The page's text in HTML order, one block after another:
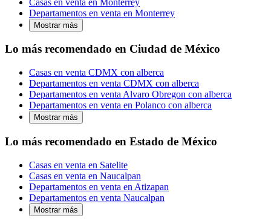
Departamentos en venta en Monterrey
Mostrar más
Lo más recomendado en Ciudad de México
Casas en venta CDMX con alberca
Departamentos en venta CDMX con alberca
Departamentos en venta Alvaro Obregon con alberca
Departamentos en venta en Polanco con alberca
Mostrar más
Lo más recomendado en Estado de México
Casas en venta en Satelite
Casas en venta en Naucalpan
Departamentos en venta en Atizapan
Departamentos en venta Naucalpan
Mostrar más